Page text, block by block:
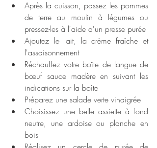
Après la cuisson, passez les pommes
de terre au moulin à légumes ou
pressez-les à l'aide d'un presse purée
Ajoutez le lait, la crème fraîche et
l'assaisonnement
Réchauffez votre boîte de langue de
bœuf sauce madère en suivant les
indications sur la boîte
Préparez une salade verte vinaigrée
Choisissez une belle assiette à fond
neutre, une ardoise ou planche en
bois